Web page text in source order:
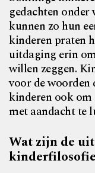
gedachten onder
kunnen zo hun
kinderen praten
uitdaging erin
willen zeggen.
voor de woorden
kinderen ook om
met aandacht te
Wat zijn de